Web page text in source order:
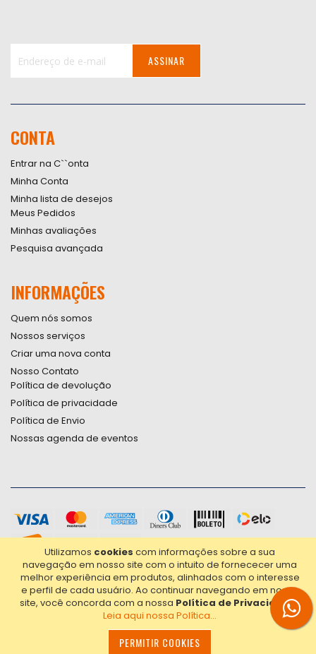
Utilizamos cookies com informações sobre a sua
navegação em nosso site com o intuito de fornececer uma
melhor experiência em produtos, alinhados com o interesse
e perfil de cada usuário. Ao continuar navegando em nosso
site, você concorda com a nossa Política de Privacidade.
Leia aqui nossa Política...
PERMITIR COOKIES
Newsletter:
ASSINAR
CONTA
Entrar na C``onta
Minha Conta
Minha lista de desejos
Meus Pedidos
Minhas avaliações
Pesquisa avançada
INFORMAÇÕES
Quem nós somos
Nossos serviços
Criar uma nova conta
Nosso Contato
Política de devolução
Política de privacidade
Política de Envio
Nossas agenda de eventos
2021© Copyright Poligrafica Bazar Ltda- CNPJ 42.500.090/0001-
20 - Todos os direitos reservados.